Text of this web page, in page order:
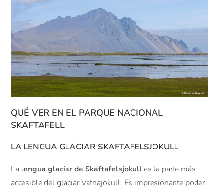
QUÉ VER EN EL PARQUE NACIONAL
SKAFTAFELL
LA LENGUA GLACIAR SKAFTAFELSJOKULL
La lengua glaciar de Skaftafelsjokulles la parte más
accesible del glaciar Vatnajökull. Es impresionante poder